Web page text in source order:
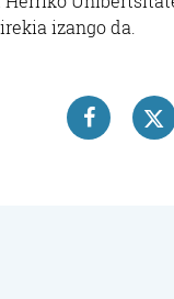
izango da.